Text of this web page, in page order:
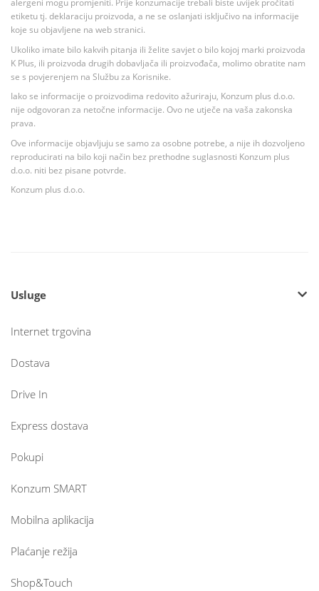
alergeni mogu promjeniti. Prije konzumacije trebali biste uvijek pročitati
etiketu tj. deklaraciju proizvoda, a ne se oslanjati isključivo na informacije
koje su objavljene na web stranici.
Ukoliko imate bilo kakvih pitanja ili želite savjet o bilo kojoj marki proizvoda
K Plus, ili proizvoda drugih dobavljača ili proizvođača, molimo obratite nam
se s povjerenjem na Službu za Korisnike.
Iako se informacije o proizvodima redovito ažuriraju, Konzum plus d.o.o.
nije odgovoran za netočne informacije. Ovo ne utječe na vaša zakonska
prava.
Ove informacije objavljuju se samo za osobne potrebe, a nije ih dozvoljeno
reproducirati na bilo koji način bez prethodne suglasnosti Konzum plus
d.o.o. niti bez pisane potvrde.
Konzum plus d.o.o.
Usluge
Internet trgovina
Dostava
Drive In
Express dostava
Pokupi
Konzum SMART
Mobilna aplikacija
Plaćanje režija
Shop&Touch